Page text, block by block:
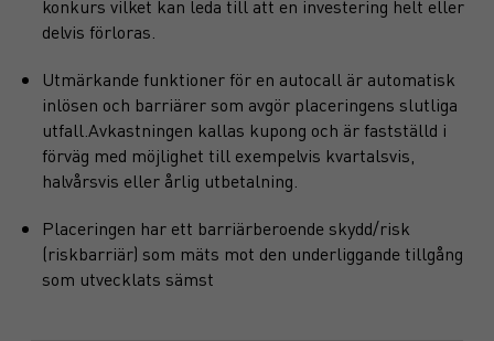
konkurs vilket kan leda till att en investering helt eller
delvis förloras.
Utmärkande funktioner för en autocall är automatisk
inlösen och barriärer som avgör placeringens slutliga
utfall.Avkastningen kallas kupong och är fastställd i
förväg med möjlighet till exempelvis kvartalsvis,
halvårsvis eller årlig utbetalning.
Placeringen har ett barriärberoende skydd/risk
(riskbarriär) som mäts mot den underliggande tillgång
som utvecklats sämst